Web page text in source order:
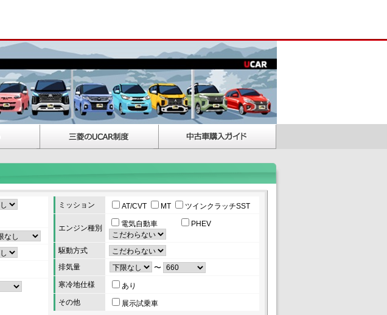
ミッション AT/CVT MT ツインクラッチSST
エンジン種別 電気自動車 PHEV
駆動方式
排気量
〜
寒冷地仕様
あり
その他
展示試乗車